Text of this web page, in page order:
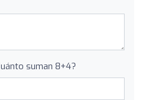
suman 8+4?